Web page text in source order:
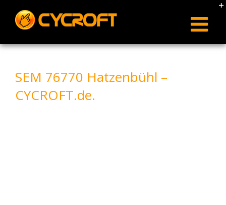
content
SEM 76770 Hatzenbühl –
CYCROFT.de.